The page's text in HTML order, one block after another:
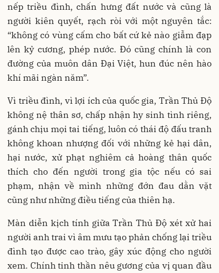
nếp triều đình, chấn hưng đất nước và cũng là
người kiên quyết, rạch ròi với một nguyên tắc:
“không có vùng cấm cho bất cứ kẻ nào giẫm đạp
lên kỷ cương, phép nước. Đó cũng chính là con
đường của muôn dân Đại Việt, hun đúc nên hào
khí mãi ngàn năm”.
Vì triều đình, vì lợi ích của quốc gia, Trần Thủ Độ
không nệ thân sơ, chấp nhận hy sinh tình riêng,
gánh chịu mọi tai tiếng, luôn có thái độ đấu tranh
không khoan nhượng đối với những kẻ hại dân,
hại nước, xử phạt nghiêm cả hoàng thân quốc
thích cho đến người trong gia tộc nếu có sai
phạm, nhận về mình những đớn đau dằn vặt
cũng như những điều tiếng của thiên hạ.
Màn diễn kịch tính giữa Trần Thủ Độ xét xử hai
người anh trai vì âm mưu tạo phản chống lại triều
đình tạo được cao trào, gây xúc động cho người
xem. Chính tinh thần nêu gương của vị quan đầu